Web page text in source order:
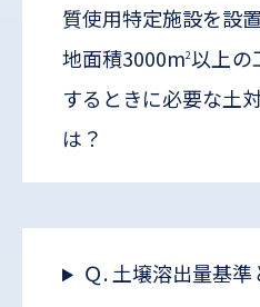
質使用特定施設を設
地面積3000m2以上の
するときに必要な土
は？
Ｑ. 土壌溶出量基準